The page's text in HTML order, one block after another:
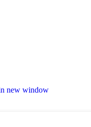
new window